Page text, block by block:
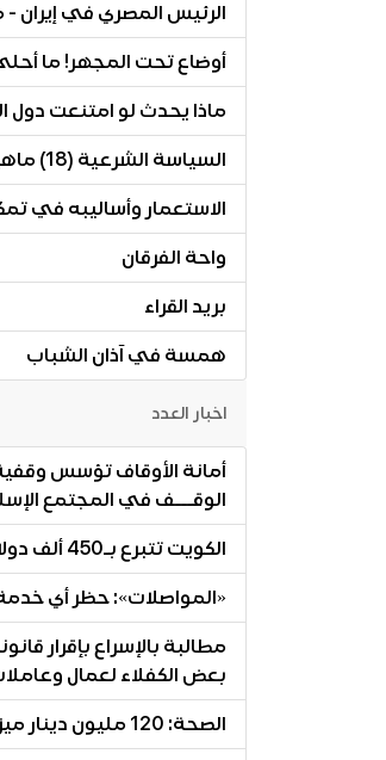
الرئيس المصري في إيران
أوضاع تحت المجهر! ما
ماذا يحدث لو امتنعت دول
السياسة الشرعية (18) ماهية السلفية
الاستعمار وأساليبه في
واحة الفرقان
بريد القراء
همسة في آذان الشباب
اخبار العدد
أمانة الأوقاف تؤسس وقفية
الوقـــف في المجتمع
الكويت تتبرع بـ450 ألف دولار دعماً لصندوق الطوارئ في الأمم المتحدة
«المواصلات»: حظر أي خدمة
مطالبة بالإسراع بإقرار
بعض الكفلاء لعمال
الصحة: 120 مليون دينار ميزانية العلاج بالخارج نصفها يذهب لمخصصات المرضى والمرافقين